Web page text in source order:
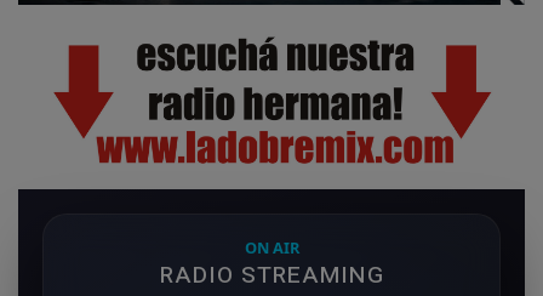
ON AIR
RADIO STREAMING